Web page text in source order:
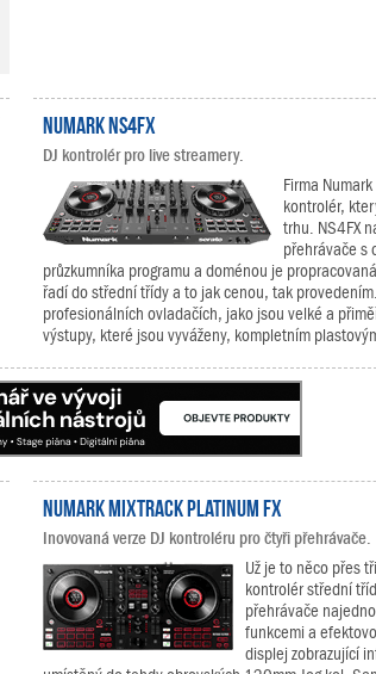
Numark NS4FX
DJ kontrolér pro live streamery.
Firma
kontrolér,
trhu. NS4FX
přehrávače s
průzkumníka programu a doménou je
řadí do střední třídy a to jak cenou, tak
profesionálních ovladačích, jako jsou velké a
výstupy, které jsou vyváženy, kompletním
Numark Mixtrack Platinum FX
Inovovaná verze DJ kontroléru pro čtyři přehrávače.
Už je to něco přes
kontrolér střední
přehrávače
funkcemi a
displej zobrazující